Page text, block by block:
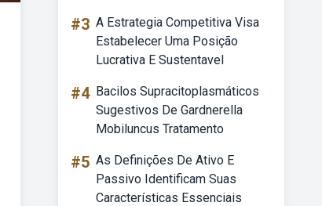
#3 A Estrategia Competitiva Visa
Estabelecer Uma Posição
Lucrativa E Sustentavel
#4 Bacilos Supracitoplasmáticos
Sugestivos De Gardnerella
Mobiluncus Tratamento
#5 As Definições De Ativo E
Passivo Identificam Suas
Características Essenciais